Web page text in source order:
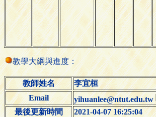
教學大綱與進度：
教師姓名
李宜桓
Email
yihuanlee@ntut.edu.tw
最後更新時間
2021-04-07 16:25:04